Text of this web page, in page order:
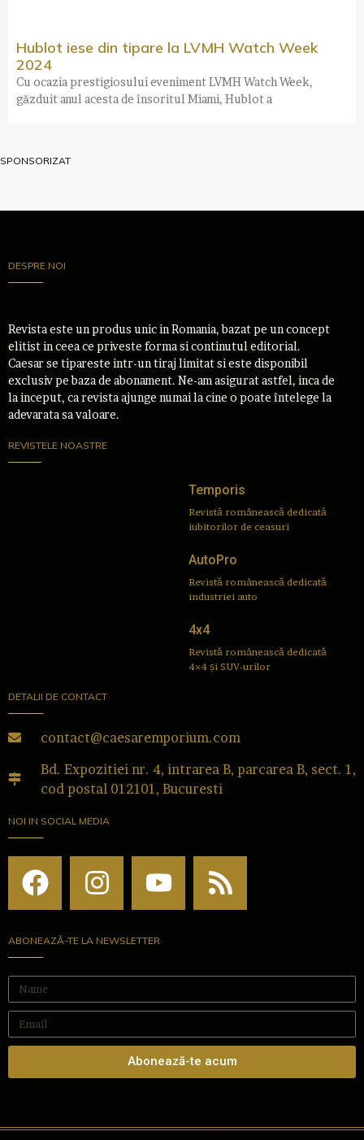
Hublot iese din tipare la LVMH Watch Week
2024
Cu ocazia prestigiosului eveniment LVMH Watch Week,
găzduit anul acesta de însoritul Miami, Hublot a
SPONSORIZAT
DESPRE NOI
Revista este un produs unic in Romania, bazat pe un concept
elitist in ceea ce priveste forma si continutul editorial.
Caesar se tipareste intr-un tiraj limitat si este disponibil
exclusiv pe baza de abonament. Ne-am asigurat astfel, inca de
la inceput, ca revista ajunge numai la cine o poate întelege la
adevarata sa valoare.
REVISTELE NOASTRE
Temporis
Revistă românească dedicată
iubitorilor de ceasuri
AutoPro
Revistă românească dedicată
industriei auto
4x4
Revistă românească dedicată
4×4 și SUV-urilor
DETALII DE CONTACT
contact@caesaremporium.com
Bd. Expozitiei nr. 4, intrarea B, parcarea B, sect. 1,
cod postal 012101, Bucuresti
NOI IN SOCIAL MEDIA
ABONEAZĂ-TE LA NEWSLETTER
Abonează-te acum